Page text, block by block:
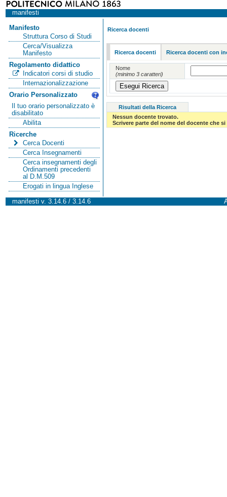
manifesti
Manifesto
Struttura Corso di Studi
Cerca/Visualizza
Manifesto
Regolamento didattico
Indicatori corsi di studio
Internazionalizzazione
Orario Personalizzato
Il tuo orario personalizzato è
disabilitato
Abilita
Ricerche
Cerca Docenti
Cerca Insegnamenti
Cerca insegnamenti degli
Ordinamenti precedenti
al D.M.509
Erogati in lingua Inglese
Ricerca docenti
Ricerca docenti Ricerca docenti con
Nome
(minimo 3 caratteri)
Risultati della Ricerca
Nessun docente trovato.
Scrivere parte del nome del docente che
manifesti v. 3.14.6 / 3.14.6